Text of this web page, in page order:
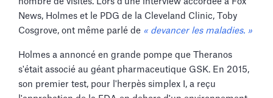
News, Holmes et le PDG de la Cleveland Clinic, Toby
Cosgrove, ont même parlé de « devancer les maladies. »
Holmes a annoncé en grande pompe que Theranos
s'était associé au géant pharmaceutique GSK. En 2015,
son premier test, pour l'herpès simplex I, a reçu